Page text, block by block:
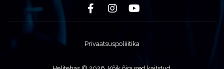
Privaatsuspoliiitika